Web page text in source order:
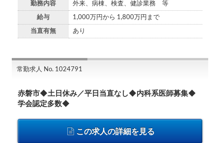
勤務内容 外来、病棟、検査、健診業務 等
給与 1,000万円から 1,800万円まで
当直有無 あり
常勤求人 No. 1024791
赤磐市◆土日休み／平日当直なし◆内科系医師募集◆
学会認定多数◆
この求人の詳細を見る